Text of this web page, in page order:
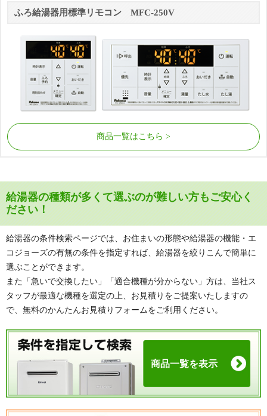
壁掛設置 給湯専用リモコンセット
本体79%OFF
給湯専用
非エコジョーズ
16号
80,096円(税込)
商品詳細
はこちら
壁掛設置 給湯専用リモコンセット
本体 73%
非エコジョーズ
24号
PH-2426AW
工事費込み価格
95,190
商品詳細
ふろ給湯器用標準リモコン MFC-250V
商品一覧はこちら
給湯器の種類が多くて選ぶのが難しい方もご安心く
ださい！
給湯器の条件検索ページでは、お住まいの形態や給湯器の機能・エ
コジョーズの有無の条件を指定すれば、給湯器を絞りこんで簡単に
選ぶことができます。
また「急いで交換したい」「適合機種が分からない」方は、当社ス
タッフが最適な機種を選定の上、お見積りをご提案いたしますの
で、無料のかんたんお見積りフォームをご利用ください。
商品一覧を表示